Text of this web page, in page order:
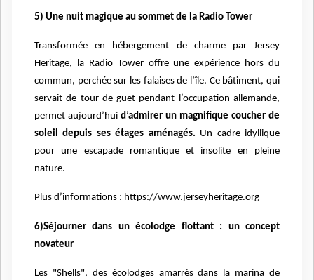
5) Une nuit magique au sommet de la Radio Tower
Transformée en hébergement de charme par Jersey
Heritage, la Radio Tower offre une expérience hors du
commun, perchée sur les falaises de l’île. Ce bâtiment, qui
servait de tour de guet pendant l’occupation allemande,
permet aujourd’hui d’admirer un magnifique coucher de
soleil depuis ses étages aménagés. Un cadre idyllique
pour une escapade romantique et insolite en pleine
nature.
Plus d’informations : https://www.jerseyheritage.org
6)Séjourner dans un écolodge flottant : un concept
novateur
Les "Shells", des écolodges amarrés dans la marina de